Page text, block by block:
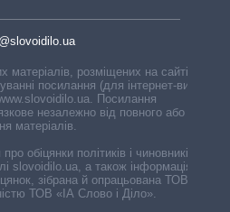
матеріалів, розміщених на сайті,
посилання (для інтернет-видань
Посилання
незалежно від повного або
матеріалів.
обіцянки політиків і чиновників,
slovoidilo.ua, а також інформація про
зібрана й опрацьована ТОВ «ІА
ТОВ «ІА Слово і Діло».